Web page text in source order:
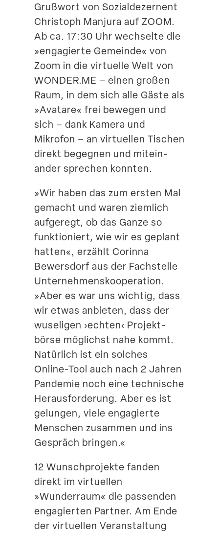
Grußwort von Sozial­de­zernent
Christoph Manjura auf ZOOM.
Ab ca. 17:30 Uhr wechselte die
»engagierte Gemeinde« von
Zoom in die virtuelle Welt von
WONDER​.ME – einen großen
Raum, in dem sich alle Gäste als
»Avatare« frei bewegen und
sich – dank Kamera und
Mikrofon – an virtu­ellen Tischen
direkt begegnen und mitein­
ander sprechen konnten.
»Wir haben das zum ersten Mal
gemacht und waren ziemlich
aufgeregt, ob das Ganze so
funktio­niert, wie wir es geplant
hatten«, erzählt Corinna
Bewersdorf aus der Fachstelle
Unter­neh­mens­ko­ope­ration.
»Aber es war uns wichtig, dass
wir etwas anbieten, dass der
wuseligen ›echten‹ Projekt­
börse möglichst nahe kommt.
Natürlich ist ein solches
Online-Tool auch nach 2 Jahren
Pandemie noch eine technische
Heraus­for­derung. Aber es ist
gelungen, viele engagierte
Menschen zusammen und ins
Gespräch bringen.«
12 Wunsch­pro­jekte fanden
direkt im virtu­ellen
»Wunderraum« die passenden
engagierten Partner. Am Ende
der virtu­ellen Veran­staltung